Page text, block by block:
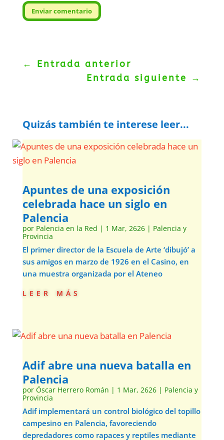
Enviar comentario
← Entrada anterior
Entrada siguiente
→
Quizás también te interese leer...
Apuntes de una exposición
celebrada hace un siglo en
Palencia
por Palencia en la Red | 1 Mar, 2626| Palencia y
Provincia
El primer director de la Escuela de Arte ‘dibujó’ a
sus amigos en marzo de 1926 en el Casino, en
una muestra organizada por el Ateneo
leer más
Adif abre una nueva batalla en
Palencia
por Óscar Herrero Román | 1 Mar, 2626| Palencia y
Provincia
Adif implementará un control biológico del topillo
campesino en Palencia, favoreciendo
depredadores como rapaces y reptiles mediante